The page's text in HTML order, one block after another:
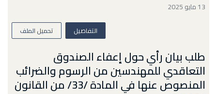
13 مايو 2025
التفاصيل تحميل الملف
طلب بيان رأي حول إعفاء الصندوق
التعاقدي للمهندسين من الرسوم والضرائب
المنصوص عنها في المادة /33/ من القانون